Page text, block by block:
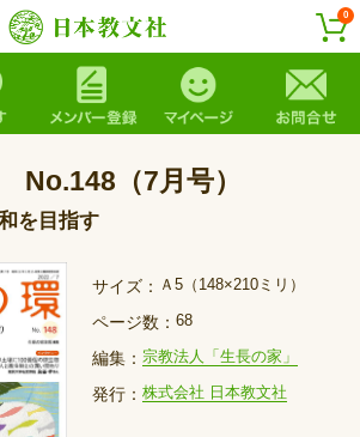
0
（7月号）
を目指す
サイズ： Ａ5（148×210ミリ）
ページ数： 68
編集： 宗教法人「生長の家」
発行： 株式会社 日本教文社